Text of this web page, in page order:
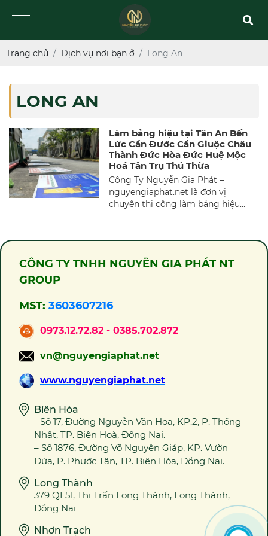
Trang chủ Dịch vụ nơi bạn ở Long An
LONG AN
Làm bảng hiệu tại Tân An Bến
Lức Cần Đước Cần Giuộc Châu
Thành Đức Hòa Đức Huệ Mộc
Hoá Tân Trụ Thủ Thừa
Công Ty Nguyễn Gia Phát –
nguyengiaphat.net là đơn vị
chuyên thi công làm bảng hiệu
Hòa Đức Huệ Mộc Hoá Tân Trụ Thủ
bảng hiệu alu, chữ nổi mica, inox
đáng để quý khách hàng đặt trọn
niềm tin.
CÔNG TY TNHH NGUYỄN GIA PHÁT NT
GROUP
MST: 3603607216
0973.12.72.82 - 0385.702.872
vn@nguyengiaphat.net
www.nguyengiaphat.net
Biên Hòa
- Số 17, Đường Nguyễn Văn Hoa, KP.2, P. Thống
Nhất, TP. Biên Hoà, Đồng Nai.
– Số 1876, Đường Võ Nguyên Giáp, KP. Vườn
Dừa, P. Phước Tân, TP. Biên Hòa, Đồng Nai.
Long Thành
379 QL51, Thị Trấn Long Thành, Long Thành,
Đồng Nai
Nhơn Trạch